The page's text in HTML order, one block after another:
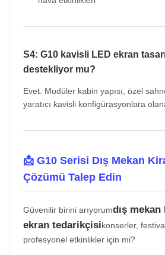
S4: G10 kavisli LED ekran
destekliyor mu?
Evet. Modüler kabin yapısı, özel
yaratıcı kavisli konfigürasyonlara
📩 G10 Serisi Dış Mekan
Çözümü Talep Edin
Güvenilir birini arıyorumdış
ekran tedarikçisikonserler,
profesyonel etkinlikler için mi?